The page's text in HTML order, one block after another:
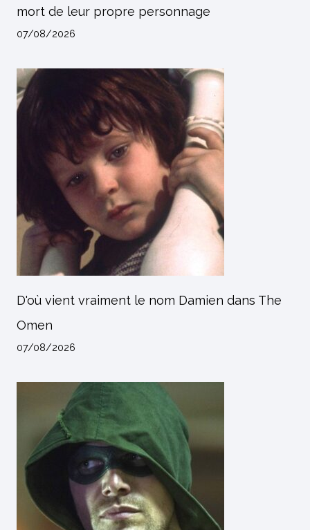
mort de leur propre personnage
07/08/2026
D'où vient vraiment le nom Damien dans The
Omen
07/08/2026